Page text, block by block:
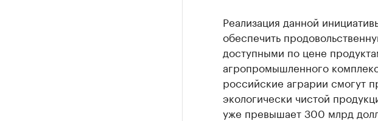
Реализация данной
обеспечить
доступными по цене
агропромышленного
российские аграрии смогут
экологически чистой
уже превышает 300 млрд